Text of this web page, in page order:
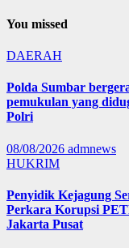
You missed
DAERAH
Polda Sumbar
pemukulan yang
Polri
08/08/2026 admnews
HUKRIM
Penyidik Kejagung
Perkara Korupsi
Jakarta Pusat